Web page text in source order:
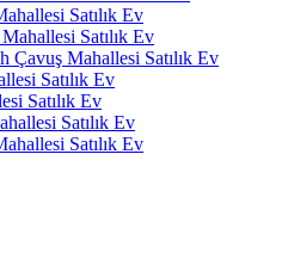
Satılık Ev
Satılık Ev
Çavuş Mahallesi Satılık Ev
Satılık Ev
Satılık Ev
Satılık Ev
Satılık Ev